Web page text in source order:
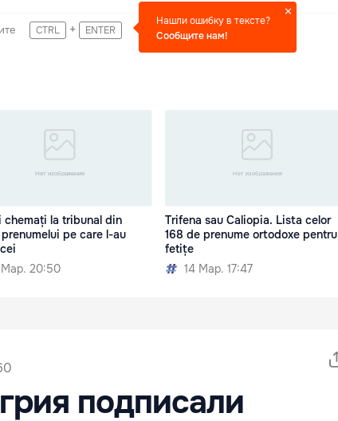
CTRL + ENTER
Нашли ошибку в тексте?
Сообщите нам!
chemați la tribunal din
pe care l-au
Мар. 20:50
Trifena sau Caliopia. Lista celor
168 de prenume ortodoxe pentru
fetițe
14 Мар. 17:47
подписали